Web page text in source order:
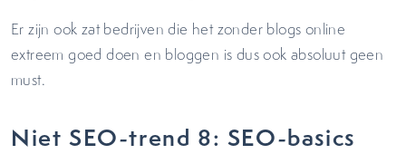
Er zijn ook zat bedrijven die het zonder blogs online
extreem goed doen en bloggen is dus ook absoluut geen
must.
Niet SEO-trend 8: SEO-basics